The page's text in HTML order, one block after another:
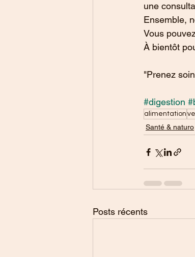
une
Ensemble,
Vous
À bientôt
"Prenez
#digestion
alimentation
Santé & naturo
Posts récents